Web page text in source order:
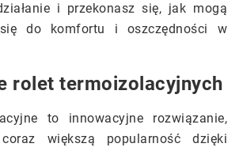
i przekonasz się, jak mogą
do komfortu i oszczędności w
rolet termoizolacyjnych
to innowacyjne rozwiązanie,
większą popularność dzięki